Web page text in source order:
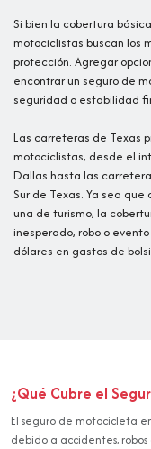
Si bien la cobertura
motociclistas buscan los
protección. Agregar
encontrar un seguro de
seguridad o estabilidad
Las carreteras de Texas
motociclistas, desde el
Dallas hasta las
Sur de Texas. Ya sea
una de turismo, la
inesperado, robo o
dólares en gastos de
¿Qué Cubre el
El seguro de motocicleta
debido a accidentes,